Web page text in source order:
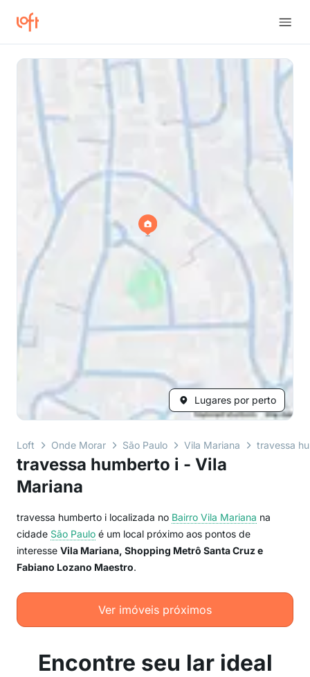
Lugares por perto
Loft Onde Morar São Paulo Vila Mariana travessa
travessa humberto i - Vila
Mariana
travessa humberto i localizada no Bairro Vila Mariana na
cidade São Paulo é um local próximo aos pontos de
interesse Vila Mariana, Shopping Metrô Santa Cruz e
Fabiano Lozano Maestro.
Ver imóveis próximos
Encontre seu lar ideal